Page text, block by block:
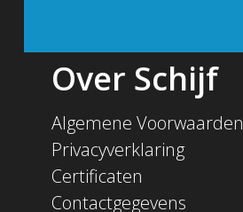
Over Schijf
Algemene Voorwaarden
Privacyverklaring
Certificaten
Contactgegevens